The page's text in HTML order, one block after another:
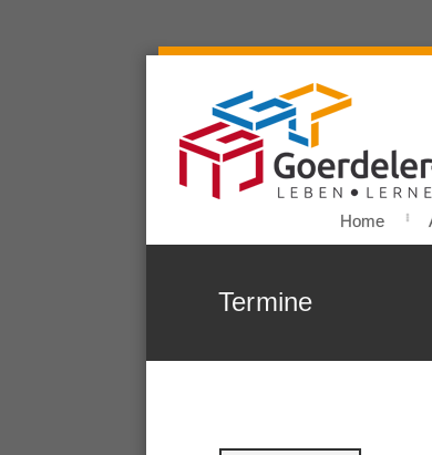
Home
Termine